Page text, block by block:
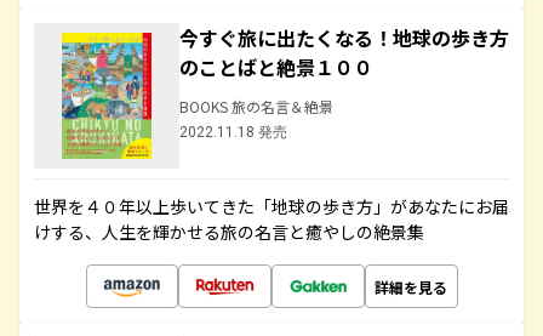
今すぐ旅に出たくなる！地球の歩き方
のことばと絶景１００
BOOKS 旅の名言＆絶景
2022.11.18 発売
世界を４０年以上歩いてきた「地球の歩き方」があなたにお届
けする、人生を輝かせる旅の名言と癒やしの絶景集
詳細を見る